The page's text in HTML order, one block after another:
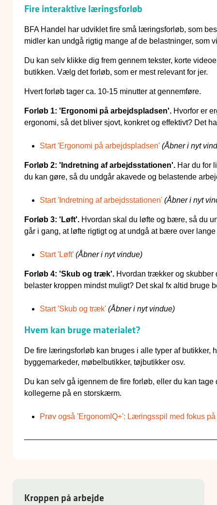
Kroppen på arbejde
Fire interaktive læringsforløb
BFA Handel har udviklet fire små læringsforløb, som
midler kan undgå rigtig mange af de belastninger, som
Du kan selv klikke dig frem gennem tekster, korte
butikken. Vælg det forløb, som er mest relevant for jer.
Hvert forløb tager ca. 10-15 minutter at gennemføre.
Forløb 1: 'Ergonomi på arbejdspladsen'. Hvorfor er
ergonomi, så det bliver sjovt, konkret og effektivt? Det
Start 'Ergonomi på arbejdspladsen' (Åbner i nyt
Forløb 2: 'Indretning af arbejdsstationen'. Har du for
du kan gøre, så du undgår akavede og belastende
Start 'Indretning af arbejdsstationen' (Åbner i nyt
Forløb 3: 'Løft'. Hvordan skal du løfte og bære, så du
går i gang, at løfte rigtigt og at undgå at bære over lange
Start 'Løft' (Åbner i nyt vindue)
Forløb 4: 'Skub og træk'. Hvordan trækker og skubber
belaster kroppen mindst muligt? Det skal fx altid
Start 'Skub og træk' (Åbner i nyt vindue)
Hvem kan bruge materialet?
De fire læringsforløb kan bruges i alle typer af butikker,
byggemarkeder, møbelbutikker, tøjbutikker osv.
Du kan selv gå igennem de fire forløb, eller du kan
kollegerne på en storskærm.
Prøv også 'ErgonomIQ+': Læringsspil med fokus